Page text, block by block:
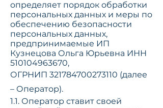
определяет порядок обработки
персональных данных и меры по
обеспечению безопасности
персональных данных,
предпринимаемые ИП
Кузнецова Ольга Юрьевна ИНН
510104963670,
ОГРНИП 321784700273110 (далее
– Оператор).
1.1. Оператор ставит своей